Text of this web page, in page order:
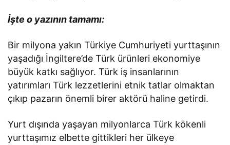
İşte o yazının tamamı:
Bir milyona yakın Türkiye Cumhuriyeti yurttaşının
yaşadığı İngiltere’de Türk ürünleri ekonomiye
büyük katkı sağlıyor. Türk iş insanlarının
yatırımları Türk lezzetlerini etnik tatlar olmaktan
çıkıp pazarın önemli birer aktörü haline getirdi.
Yurt dışında yaşayan milyonlarca Türk kökenli
yurttaşımız elbette gittikleri her ülkeye